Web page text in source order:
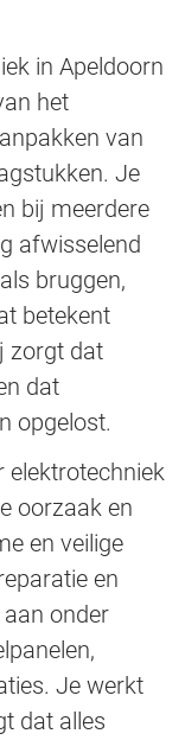
in Apeldoorn
het
van
Je
bij meerdere
afwisselend
bruggen,
betekent
zorgt dat
dat
opgelost.
elektrotechniek
oorzaak en
en veilige
en
onder
Je werkt
dat alles